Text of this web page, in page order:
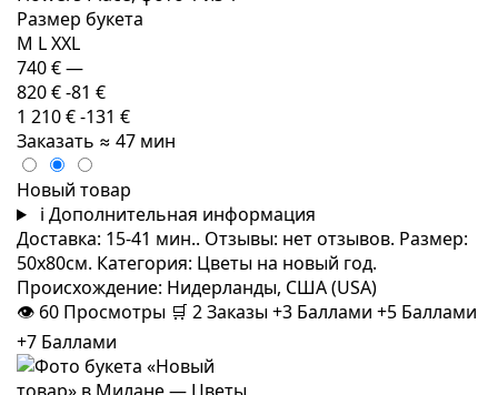
Размер букета
M LXXL
740 €—
820 €-81 €
1 210 €-131 €
Заказать ≈ 47 мин
Новый товар
i Дополнительная информация
Доставка: 15-41 мин.. Отзывы: нет отзывов. Размер:
50x80см. Категория: Цветы на новый год.
Происхождение: Нидерланды, США (USA)
👁 60 Просмотры 🛒 2Заказы+3 Баллами +5 Баллами
+7 Баллами